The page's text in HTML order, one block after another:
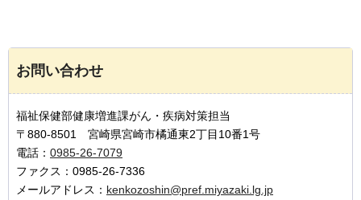
お問い合わせ
福祉保健部健康増進課がん・疾病対策担当
〒880-8501 宮崎県宮崎市橘通東2丁目10番1号
電話： 0985-26-7079
ファクス：0985-26-7336
メールアドレス： kenkozoshin@pref.miyazaki.lg.jp